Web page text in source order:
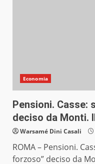
Economia
Pensioni. Casse:
deciso da Monti.
Warsamé Dini Casali
ROMA – Pensioni.
forzoso” deciso da